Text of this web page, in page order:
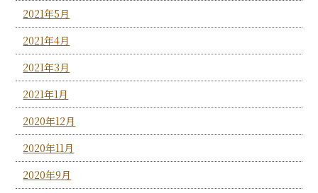
2021年5月
2021年4月
2021年3月
2021年1月
2020年12月
2020年11月
2020年9月